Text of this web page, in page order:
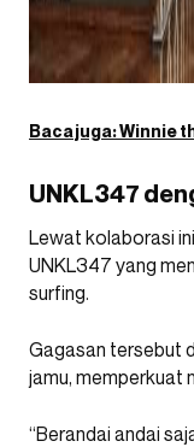
Baca juga:Winnie
UNKL347
Lewat kolaborasi
UNKL347 yang
surfing.
Gagasan tersebut
jamu, memperkuat
“Berandai andai